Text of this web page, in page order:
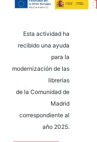
Esta actividad ha
recibido una ayuda
para la
modernización de las
librerías
de la Comunidad de
Madrid
correspondiente al
año 2025.